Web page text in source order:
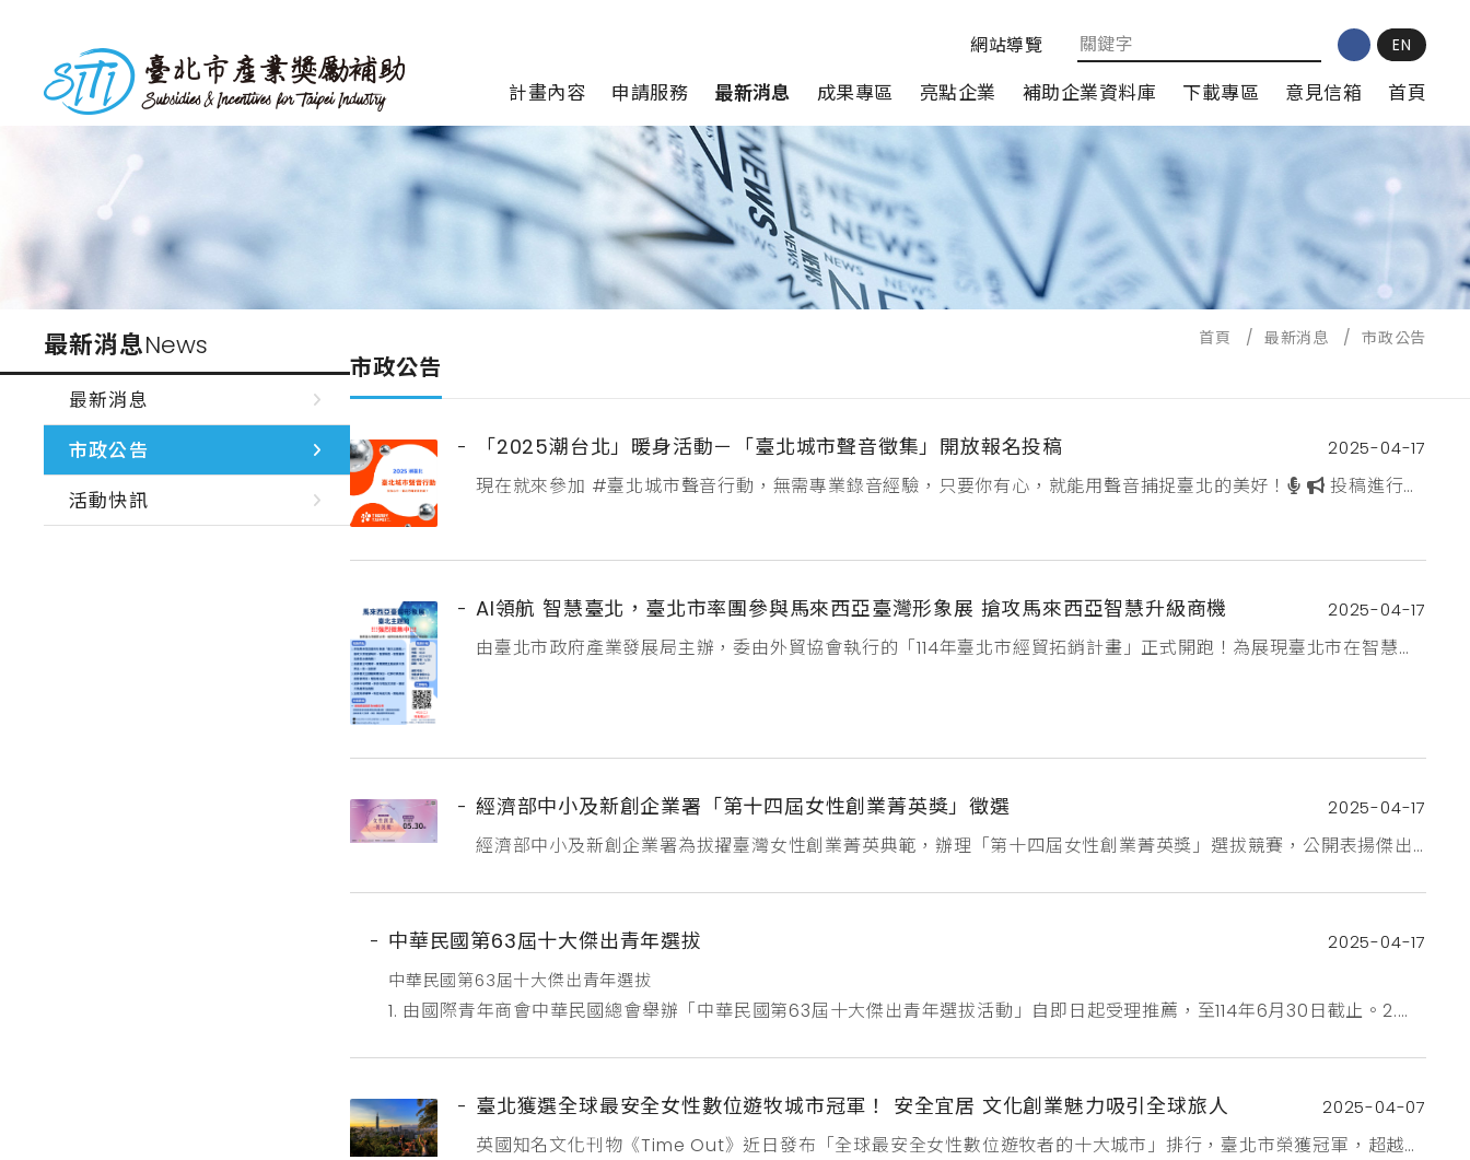
台北市產業獎勵補助
網站導覽 EN
計畫內容 申請服務 最新消息 成果專區 亮點企業 補助企業資料庫 下載專區 意見信箱 首頁
最新消息News
最新消息
市政公告
活動快訊
首頁 / 最新消息 / 市政公告
市政公告
「2025潮台北」暖身活動－「臺北城市聲音徵集」開放報名投稿 2025-04-17
現在就來參加 #臺北城市聲音行動，無需專業錄音經驗，只要你有心，就能用聲音捕捉臺北的美好！🎙️ 📢 投稿進行
p9nA/viewform
AI領航 智慧臺北，臺北市率團參與馬來西亞臺灣形象展 搶攻馬來西亞智慧升級商機 2025-04-17
由臺北市政府產業發展局主辦，委由外貿協會執行的「114年臺北市經貿拓銷計畫」正式開跑！為展現臺北市在智慧製
經濟部中小及新創企業署「第十四屆女性創業菁英獎」徵選 2025-04-17
經濟部中小及新創企業署為拔擢臺灣女性創業菁英典範，辦理「第十四屆女性創業菁英獎」選拔競賽，公開表揚傑出
起至114年5月30日(五)止報名連結：https://competition.sysme.org.tw/計畫詳情：
https://woman.sme.gov.tw/聯絡窗口：女性創業飛雁計畫承辦...
中華民國第63屆十大傑出青年選拔
2025-04-17
中華民國第63屆十大傑出青年選拔
1. 由國際青年商會中華民國總會舉辦「中華民國第63屆十大傑出青年選拔活動」自即日起受理推薦，至114年6月30日截止。2.依
https://toyp.taiwanjc.org.tw/4.如有任何疑問歡迎聯絡總會秘書處e-mail：servicejci@gmail.com。
臺北獲選全球最安全女性數位遊牧城市冠軍！ 安全宜居 文化創業魅力吸引全球旅人 2025-04-07
英國知名文化刊物《Time Out》近日發布「全球最安全女性數位遊牧者的十大城市」排行，臺北市榮獲冠軍，超越檳